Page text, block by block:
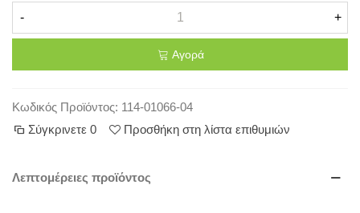
- +
Αγορά
Κωδικός Προϊόντος: 114-01066-04
Σύγκρινετε 0 Προσθήκη στη λίστα επιθυμιών
Λεπτομέρειες προϊόντος